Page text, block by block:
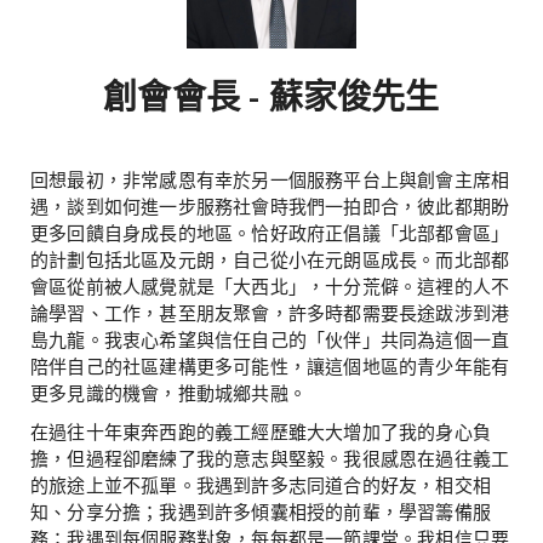
創會會長 - 蘇家俊先生
回想最初，非常感恩有幸於另一個服務平台上與創會主席相
遇，談到如何進一步服務社會時我們一拍即合，彼此都期盼
更多回饋自身成長的地區。恰好政府正倡議「北部都會區」
的計劃包括北區及元朗，自己從小在元朗區成長。而北部都
會區從前被人感覺就是「大西北」，十分荒僻。這裡的人不
論學習、工作，甚至朋友聚會，許多時都需要長途跋涉到港
島九龍。我衷心希望與信任自己的「伙伴」共同為這個一直
陪伴自己的社區建構更多可能性，讓這個地區的青少年能有
更多見識的機會，推動城鄉共融。
在過往十年東奔西跑的義工經歷雖大大增加了我的身心負
擔，但過程卻磨練了我的意志與堅毅。我很感恩在過往義工
的旅途上並不孤單。我遇到許多志同道合的好友，相交相
知、分享分擔；我遇到許多傾囊相授的前輩，學習籌備服